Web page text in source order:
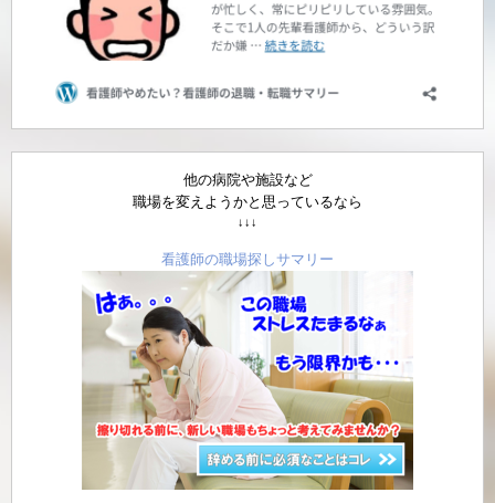
他の病院や施設など
職場を変えようかと思っているなら
↓↓↓
看護師の職場探しサマリー